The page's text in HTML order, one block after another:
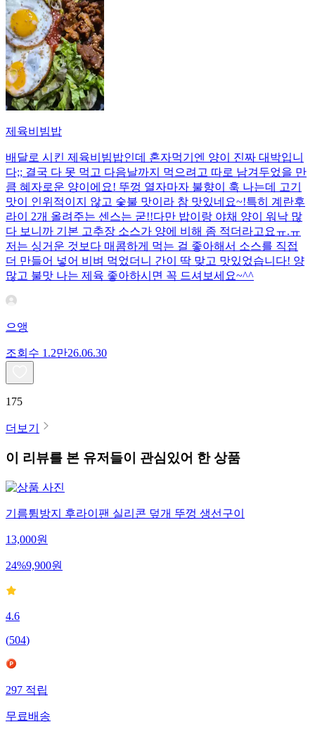
제육비빔밥
배달로 시킨 제육비빔밥인데 혼자먹기엔 양이 진짜 대박입니
다;; 결국 다 못 먹고 다음날까지 먹으려고 따로 남겨두었을 만
큼 혜자로운 양이에요! 뚜껑 열자마자 불향이 훅 나는데 고기
맛이 인위적이지 않고 숯불 맛이라 참 맛있네요~!특히 계란후
라이 2개 올려주는 센스는 굳!! ​다만 밥이랑 야채 양이 워낙 많
다 보니까 기본 고추장 소스가 양에 비해 좀 적더라고요ㅠ.ㅠ
저는 싱거운 것보다 매콤하게 먹는 걸 좋아해서 소스를 직접
더 만들어 넣어 비벼 먹었더니 간이 딱 맞고 맛있었습니다! 양
많고 불맛 나는 제육 좋아하시면 꼭 드셔보세요~^^
으앵
조회수 1.2만26.06.30
175
더보기
이 리뷰를 본 유저들이 관심있어 한 상품
기름튐방지 후라이팬 실리콘 덮개 뚜껑 생선구이
13,000원
24%9,900원
4.6
(504)
297 적립
무료배송